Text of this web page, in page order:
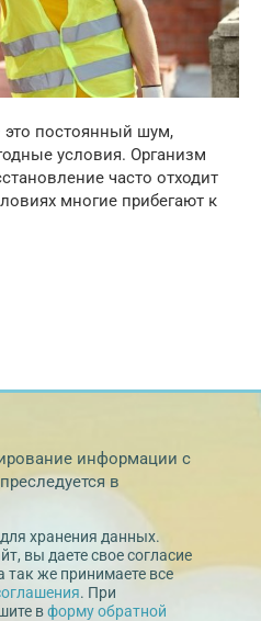
постоянный шум,
условия. Организм
часто отходит
многие прибегают к
информации с
в
для хранения данных.
вы даете свое согласие
так же принимаете все
. При
вформу обратной